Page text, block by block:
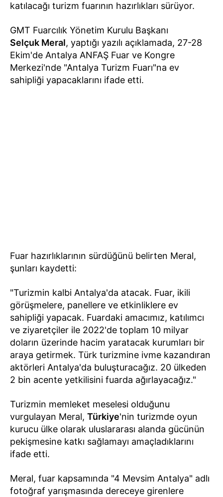
katılacağı turizm fuarının hazırlıkları sürüyor.
GMT Fuarcılık Yönetim Kurulu Başkanı
Selçuk Meral, yaptığı yazılı açıklamada, 27-28
Ekim'de Antalya ANFAŞ Fuar ve Kongre
Merkezi'nde "Antalya Turizm Fuarı"na ev
sahipliği yapacaklarını ifade etti.
Fuar hazırlıklarının sürdüğünü belirten Meral,
şunları kaydetti:
"Turizmin kalbi Antalya'da atacak. Fuar, ikili
görüşmelere, panellere ve etkinliklere ev
sahipliği yapacak. Fuardaki amacımız, katılımcı
ve ziyaretçiler ile 2022'de toplam 10 milyar
doların üzerinde hacim yaratacak kurumları bir
araya getirmek. Türk turizmine ivme kazandıran
aktörleri Antalya'da buluşturacağız. 20 ülkeden
2 bin acente yetkilisini fuarda ağırlayacağız."
Turizmin memleket meselesi olduğunu
vurgulayan Meral, Türkiye'nin turizmde oyun
kurucu ülke olarak uluslararası alanda gücünün
pekişmesine katkı sağlamayı amaçladıklarını
ifade etti.
Meral, fuar kapsamında "4 Mevsim Antalya" adlı
fotoğraf yarışmasında dereceye girenlere